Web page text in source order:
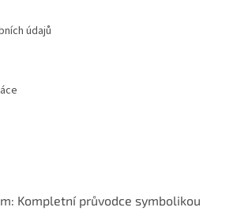
údajů
Kompletní průvodce symbolikou